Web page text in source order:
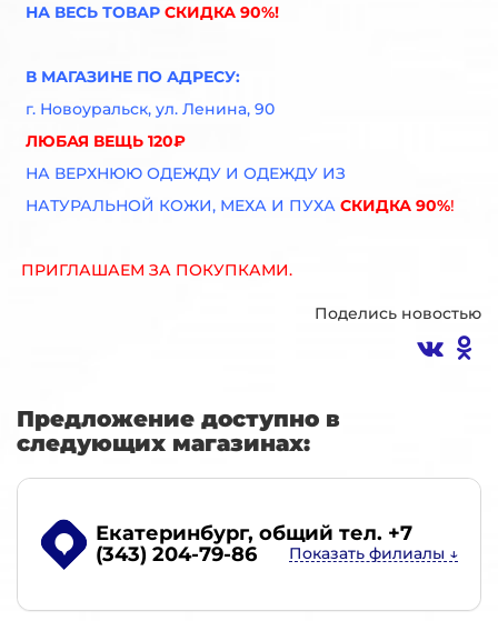
НА ВЕСЬ ТОВАР СКИДКА 90%!
В МАГАЗИНЕ ПО АДРЕСУ:
г. Новоуральск, ул. Ленина, 90
ЛЮБАЯ ВЕЩЬ 120₽
НА ВЕРХНЮЮ ОДЕЖДУ И ОДЕЖДУ ИЗ
НАТУРАЛЬНОЙ КОЖИ, МЕХА И ПУХА СКИДКА 90%!
ПРИГЛАШАЕМ ЗА ПОКУПКАМИ.
Поделись новостью
Предложение доступно в
следующих магазинах:
Екатеринбург, общий тел. +7
(343) 204-79-86